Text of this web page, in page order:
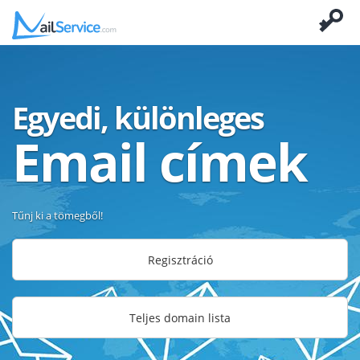
Egyedi, különleges
Email címek
Tűnj ki a tömegből!
Regisztráció
Teljes domain lista